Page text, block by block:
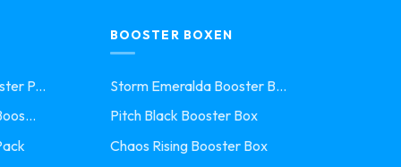
P...
BOOSTER BOXEN
Storm Emeralda Booster B...
Pitch Black Booster Box
Chaos Rising Booster Box